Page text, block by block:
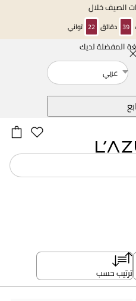
الصيف خلال
39 دقائق 21 ثواني
المفضلة لديك
عربي
ترتيب حسب